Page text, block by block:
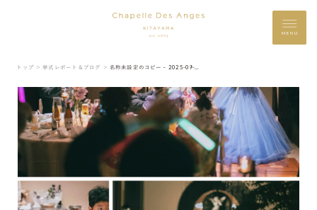
MENU
トップ ＞ 挙式レポート＆ブログ ＞